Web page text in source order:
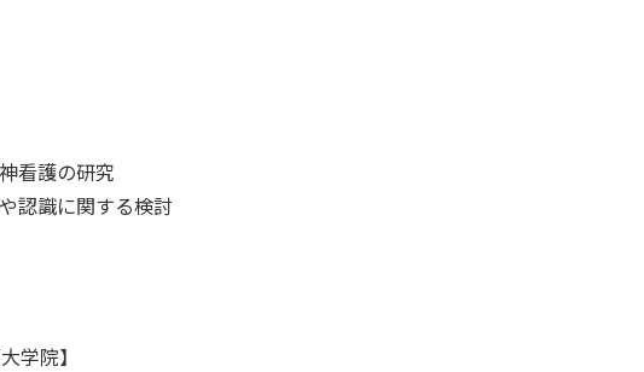
看護の研究
認識に関する検討
大学院】